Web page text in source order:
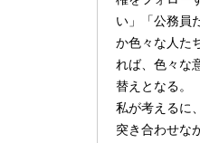
い」「公務員
か色々な人た
れば、色々な
替えとなる。
私が考えるに
突き合わせな